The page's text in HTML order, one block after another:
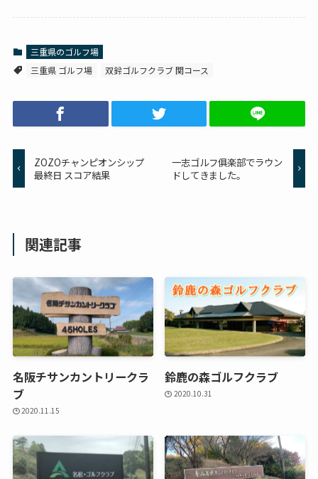
三重県のゴルフ場
三重県 ゴルフ場
双鈴ゴルフクラブ 関コース
ZOZOチャンピオンシップ
最終日 スコア結果
一志ゴルフ俱楽部でラウン
ドしてきました。
関連記事
名阪チサンカントリークラ
ブ
2020.11.15
鈴鹿の森ゴルフクラブ
2020.10.31